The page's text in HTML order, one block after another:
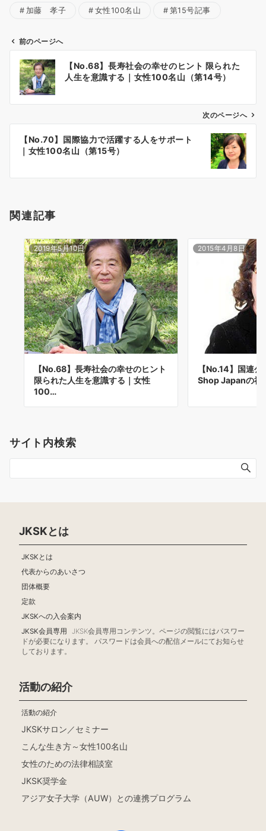
加藤 孝子 女性100名山 第15号記事
ン
前のページへ
【No.68】長寿社会の幸せのヒント 限られた
人生を意識する｜女性100名山（第14号）
次のページへ
【No.70】国際協力で活躍する人をサポート
｜女性100名山（第15号）
関連記事
2019年5月10日
【No.68】長寿社会の幸せのヒント
限られた人生を意識する｜女性
100…
2015年4月8日
【No.14】国連
Shop Japanの社
サイト内検索
JKSKとは
JKSKとは
代表からのあいさつ
団体概要
定款
JKSKへの入会案内
JKSK会員専用
JKSK会員専用コンテンツ。ページの閲覧にはパスワー
ドが必要になります。 パスワードは会員への配信メールにてお知らせ
しております。
活動の紹介
活動の紹介
JKSKサロン／セミナー
こんな生き方～女性100名山
女性のための法律相談室
JKSK奨学金
アジア女子大学（AUW）との連携プログラム